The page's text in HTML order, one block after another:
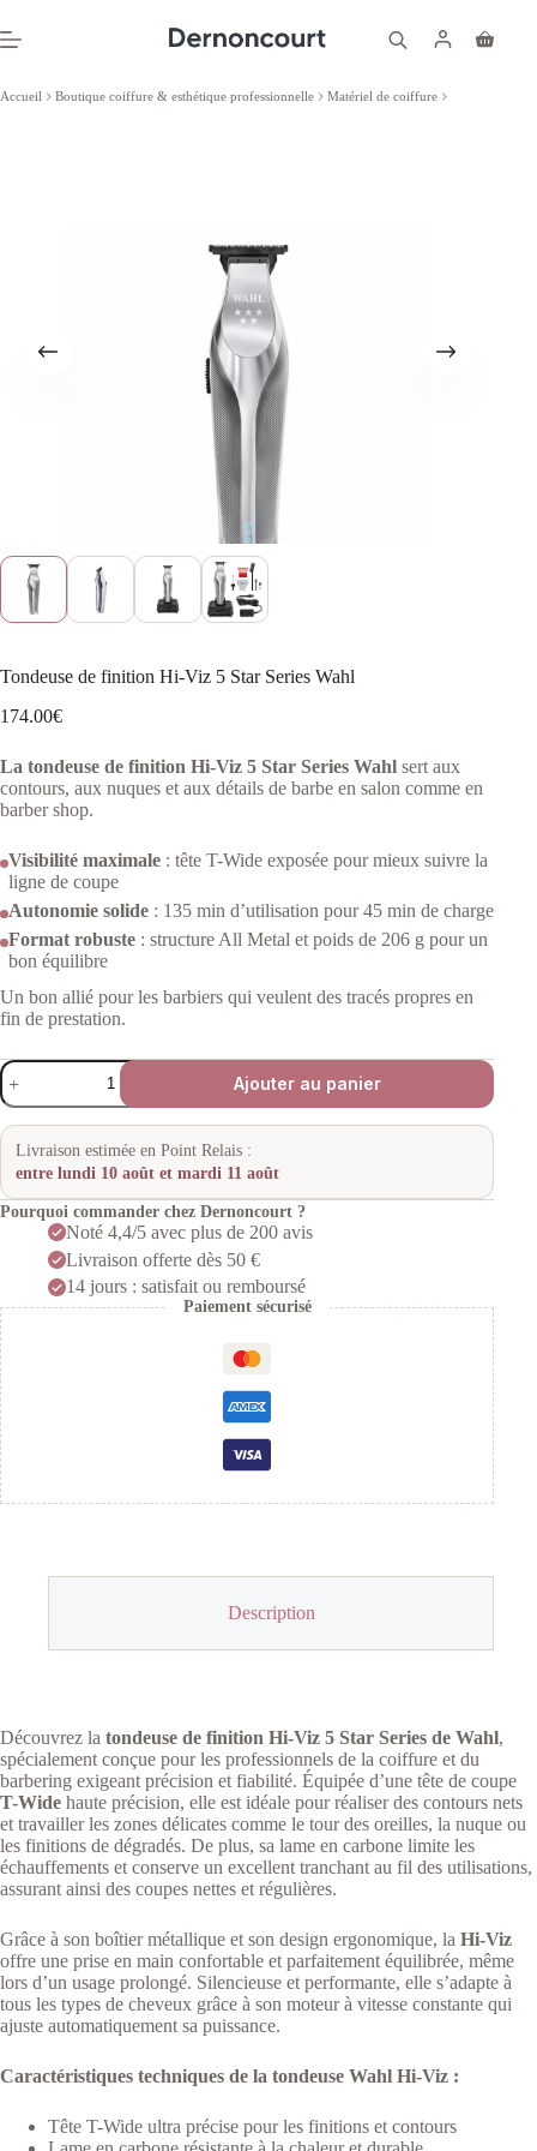
au
contenu
Panier
Accueil Boutique coiffure & esthétique professionnelle Matériel de coiffure
Tondeuse de finition Hi-Viz 5 Star Series Wahl
174.00€
La tondeuse de finition Hi-Viz 5 Star Series Wahl sert aux
contours, aux nuques et aux détails de barbe en salon comme en
barber shop.
Visibilité maximale : tête T-Wide exposée pour mieux suivre la
ligne de coupe
Autonomie solide : 135 min d’utilisation pour 45 min de charge
Format robuste : structure All Metal et poids de 206 g pour un
bon équilibre
Un bon allié pour les barbiers qui veulent des tracés propres en
fin de prestation.
quantité
de
Tondeuse
de
finition
Hi-
Viz
5
Ajouter au panier
Livraison estimée en Point Relais :
entre lundi 10 août et mardi 11 août
Pourquoi commander chez Dernoncourt ?
Noté 4,4/5 avec plus de 200 avis
Livraison offerte dès 50 €
14 jours : satisfait ou remboursé
Paiement sécurisé
Description
Découvrez la tondeuse de finition Hi-Viz 5 Star Series de Wahl,
spécialement conçue pour les professionnels de la coiffure et du
barbering exigeant précision et fiabilité. Équipée d’une tête de coupe
T-Wide haute précision, elle est idéale pour réaliser des contours nets
et travailler les zones délicates comme le tour des oreilles, la nuque ou
les finitions de dégradés. De plus, sa lame en carbone limite les
échauffements et conserve un excellent tranchant au fil des utilisations,
assurant ainsi des coupes nettes et régulières.
Grâce à son boîtier métallique et son design ergonomique, la Hi-Viz
offre une prise en main confortable et parfaitement équilibrée, même
lors d’un usage prolongé. Silencieuse et performante, elle s’adapte à
tous les types de cheveux grâce à son moteur à vitesse constante qui
ajuste automatiquement sa puissance.
Caractéristiques techniques de la tondeuse Wahl Hi-Viz :
Tête T-Wide ultra précise pour les finitions et contours